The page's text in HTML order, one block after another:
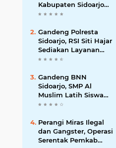
Kabupaten Sidoarjo
Dorong Perias Giatkan
Penganten Putri
Jenggolo.
Gandeng Polresta
Sidoarjo, RSI Siti Hajar
Sediakan Layanan
Simling 24 Jam Plus
Gandeng BNN
Sidoarjo, SMP Al
Muslim Latih Siswa
Berani Tolak Bahaya
Pergaulan Bebas.
Perangi Miras Ilegal
dan Gangster, Operasi
Serentak Pemkab